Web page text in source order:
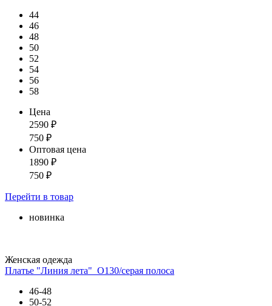
44
46
48
50
52
54
56
58
Цена
2590 ₽
750 ₽
Оптовая цена
1890 ₽
750 ₽
Перейти в товар
новинка
Женская одежда
Платье "Линия лета"_О130/серая полоса
46-48
50-52